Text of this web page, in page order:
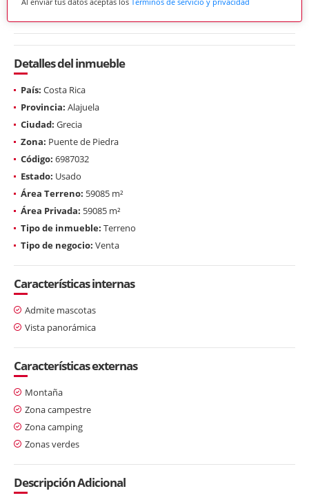
Detalles del inmueble
País: Costa Rica
Provincia: Alajuela
Ciudad: Grecia
Zona: Puente de Piedra
Código: 6987032
Estado: Usado
Área Terreno: 59085 m²
Área Privada: 59085 m²
Tipo de inmueble: Terreno
Tipo de negocio: Venta
Características internas
Admite mascotas
Vista panorámica
Características externas
Montaña
Zona campestre
Zona camping
Zonas verdes
Descripción Adicional